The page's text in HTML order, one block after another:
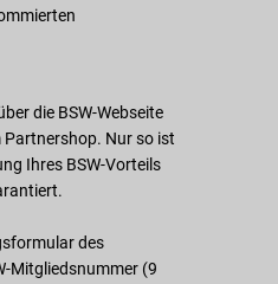
die BSW-Webseite
Partnershop. Nur so ist
Ihres BSW-Vorteils
des
Mitgliedsnummer (9